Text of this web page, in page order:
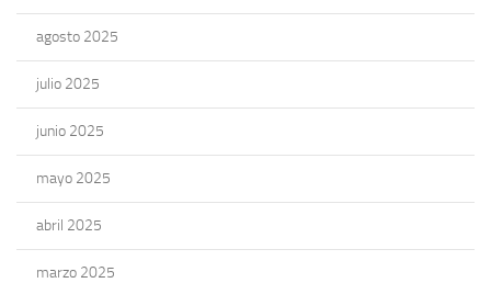
agosto 2025
julio 2025
junio 2025
mayo 2025
abril 2025
marzo 2025